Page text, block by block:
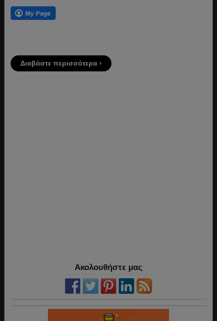
Διαβάστε περισσότερα ›
Ακολουθήστε μας